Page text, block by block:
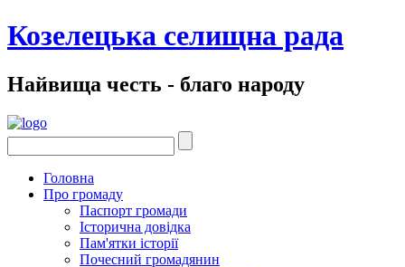
Козелецька селищна рада
Найвища честь - благо народу
Головна
Про громаду
Паспорт громади
Історична довідка
Пам'ятки історії
Почесний громадянин